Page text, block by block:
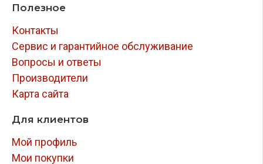
Полезное
Контакты
Сервис и гарантийное обслуживание
Вопросы и ответы
Производители
Карта сайта
Для клиентов
Мой профиль
Мои покупки